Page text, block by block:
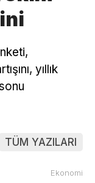
yıllık
TÜM YAZILARI
Ekonomi